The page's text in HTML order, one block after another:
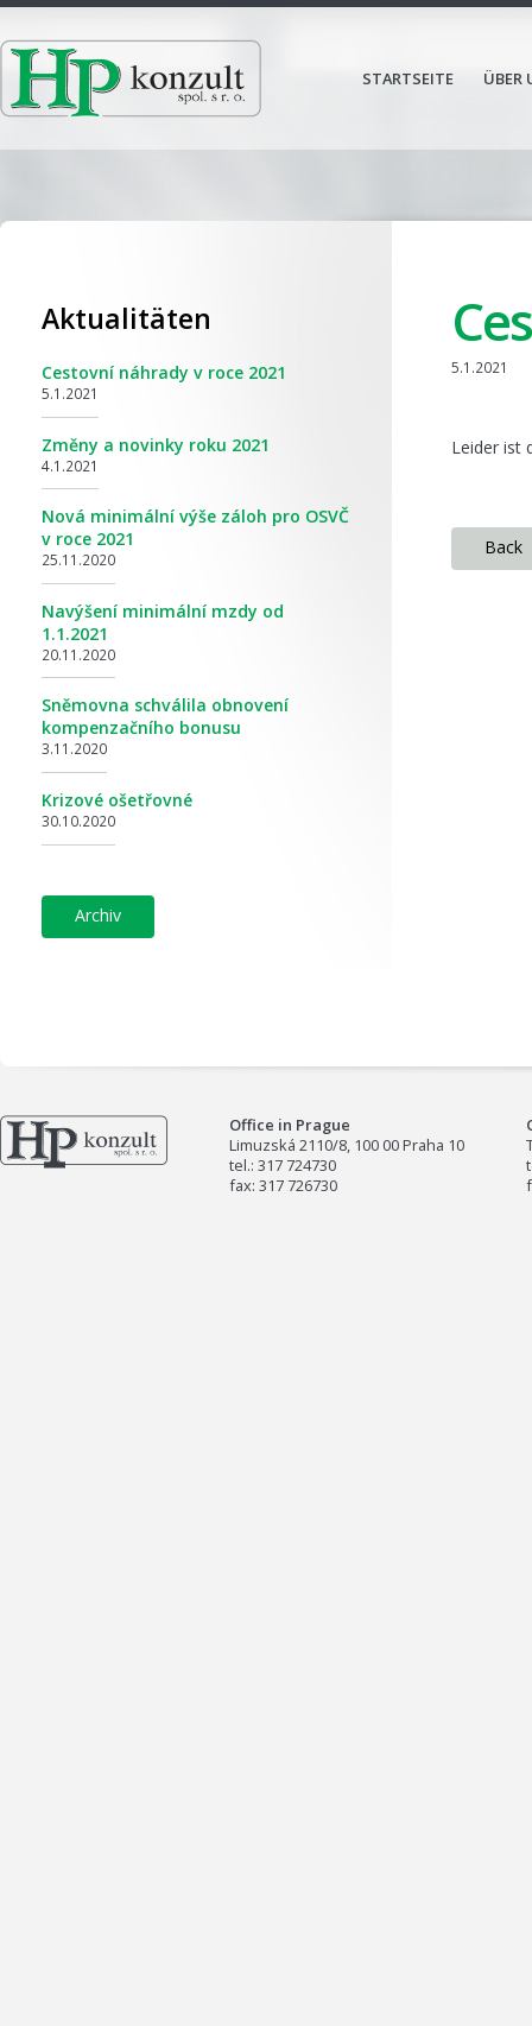
STARTSEITE ÜBER
5.1.2021
Leider ist
back
Aktualitäten
Cestovní náhrady v roce 2021
5.1.2021
Změny a novinky roku 2021
4.1.2021
Nová minimální výše záloh pro OSVČ
v roce 2021
25.11.2020
Navýšení minimální mzdy od
1.1.2021
20.11.2020
Sněmovna schválila obnovení
kompenzačního bonusu
3.11.2020
Krizové ošetřovné
30.10.2020
archiv
Office in Prague
Limuzská 2110/8, 100 00 Praha 10
tel.: 317 724730
fax: 317 726730